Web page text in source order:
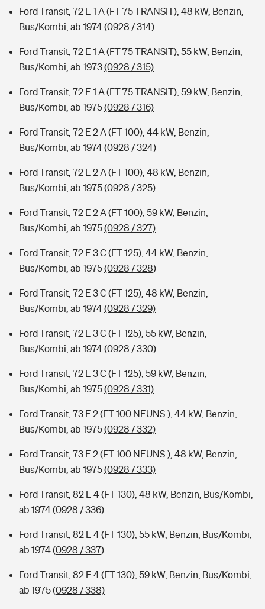
Ford Transit, 72 E 1 A (FT 75 TRANSIT), 48 kW, Benzin,
Bus/Kombi, ab 1974(0928 / 314)
Ford Transit, 72 E 1 A (FT 75 TRANSIT), 55 kW, Benzin,
Bus/Kombi, ab 1973(0928 / 315)
Ford Transit, 72 E 1 A (FT 75 TRANSIT), 59 kW, Benzin,
Bus/Kombi, ab 1975(0928 / 316)
Ford Transit, 72 E 2 A (FT 100), 44 kW, Benzin,
Bus/Kombi, ab 1974(0928 / 324)
Ford Transit, 72 E 2 A (FT 100), 48 kW, Benzin,
Bus/Kombi, ab 1975(0928 / 325)
Ford Transit, 72 E 2 A (FT 100), 59 kW, Benzin,
Bus/Kombi, ab 1975(0928 / 327)
Ford Transit, 72 E 3 C (FT 125), 44 kW, Benzin,
Bus/Kombi, ab 1975(0928 / 328)
Ford Transit, 72 E 3 C (FT 125), 48 kW, Benzin,
Bus/Kombi, ab 1974(0928 / 329)
Ford Transit, 72 E 3 C (FT 125), 55 kW, Benzin,
Bus/Kombi, ab 1974(0928 / 330)
Ford Transit, 72 E 3 C (FT 125), 59 kW, Benzin,
Bus/Kombi, ab 1975(0928 / 331)
Ford Transit, 73 E 2 (FT 100 NEUNS.), 44 kW, Benzin,
Bus/Kombi, ab 1975(0928 / 332)
Ford Transit, 73 E 2 (FT 100 NEUNS.), 48 kW, Benzin,
Bus/Kombi, ab 1975(0928 / 333)
Ford Transit, 82 E 4 (FT 130), 48 kW, Benzin, Bus/Kombi,
ab 1974(0928 / 336)
Ford Transit, 82 E 4 (FT 130), 55 kW, Benzin, Bus/Kombi,
ab 1974(0928 / 337)
Ford Transit, 82 E 4 (FT 130), 59 kW, Benzin, Bus/Kombi,
ab 1975(0928 / 338)